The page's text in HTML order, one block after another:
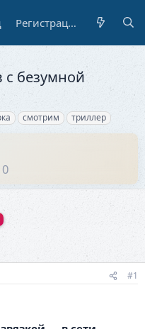
Регистрация
с безумной
смотрим триллер
#1